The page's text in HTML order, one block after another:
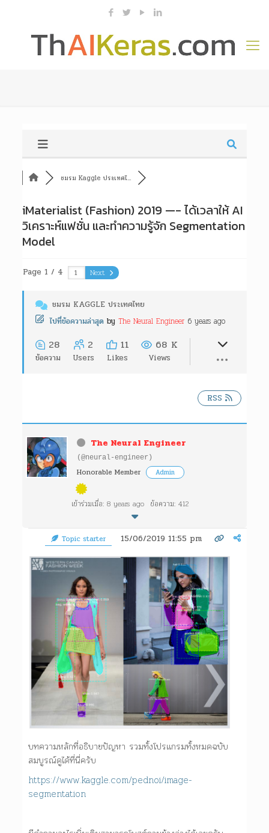
ชมรม Kaggle ประเทศไ...
iMaterialist (Fashion) 2019 —- ได้เวลาให้ AI
วิเคราะห์แฟชั่น และทำความรู้จัก Segmentation
Model
Page 1 / 4 Next
ชมรม KAGGLE ประเทศไทย
ไปที่ข้อความล่าสุด by The Neural Engineer6 years ago
28
ข้อความ
2
Users
11
Likes
68 K
Views
RSS
The Neural Engineer
(@neural-engineer)
Honorable Member Admin
เข้าร่วมเมื่อ: 8 years ago ข้อความ: 412
Topic starter 15/06/2019 11:55 pm
บทความหลักที่อธิบายปัญหา รวมทั้งโปรแกรมทั้งหมดฉบับ
สมบูรณ์ดูได้ที่นี่ครับ
https://www.kaggle.com/pednoi/image-
segmentation